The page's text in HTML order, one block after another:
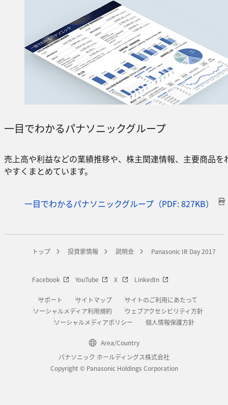
一目でわかるパナソニックグループ
売上高や利益などの業績推移や、株主関連情報、主要商品を
やすくまとめています。
一目でわかるパナソニックグループ（PDF: 827KB）
トップ 投資家情報 説明会 Panasonic IR Day 2017
Facebook YouTube X LinkedIn
サポート サイトマップ
サイトのご利用にあたって
ソーシャルメディア利用規約
ウェブアクセシビリティ方針
ソーシャルメディアポリシー
個人情報保護方針
Area/Country
パナソニック ホールディングス株式会社
Copyright © Panasonic Holdings Corporation